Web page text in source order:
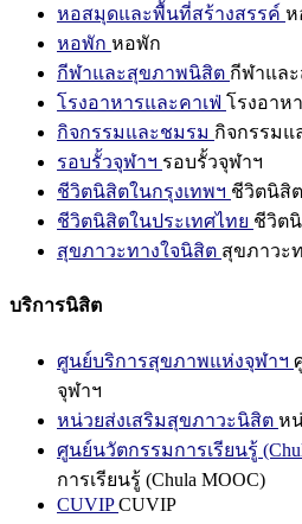
หอสมุดและพื้นที่สร้างสรรค์ ห
หอพัก หอพัก
กีฬาและสุขภาพนิสิต กีฬาแล
โรงอาหารและคาเฟ่ โรงอาห
กิจกรรมและชมรม กิจกรรมแ
รอบรั้วจุฬาฯ รอบรั้วจุฬาฯ
ชีวิตนิสิตในกรุงเทพฯ ชีวิตนิสิ
ชีวิตนิสิตในประเทศไทย ชีวิต
สุขภาวะทางใจนิสิต สุขภาวะ
บริการนิสิต
ศูนย์บริการสุขภาพแห่งจุฬาฯ
จุฬาฯ
หน่วยส่งเสริมสุขภาวะนิสิต ห
ศูนย์นวัตกรรมการเรียนรู้
การเรียนรู้ (Chula MOOC)
CUVIPCUVIP